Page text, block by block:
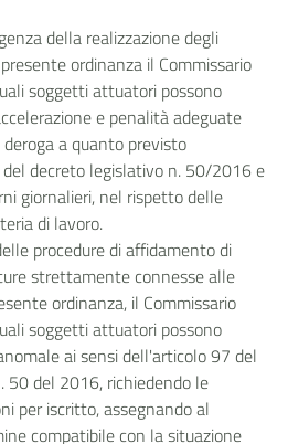
della realizzazione degli
ordinanza il Commissario
soggetti attuatori possono
e penalità adeguate
a quanto previsto
decreto legislativo n. 50/2016 e
giornalieri, nel rispetto delle
di lavoro.
procedure di affidamento di
strettamente connesse alle
ordinanza, il Commissario
soggetti attuatori possono
ai sensi dell'articolo 97 del
50 del 2016, richiedendo le
per iscritto, assegnando al
compatibile con la situazione